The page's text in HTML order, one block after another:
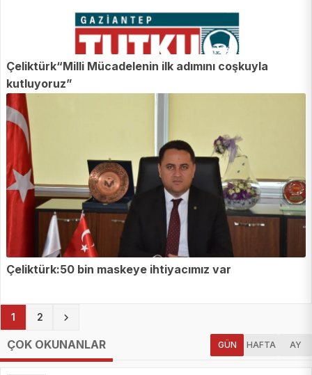
Çeliktürk“Milli Mücadelenin ilk adımını coşkuyla
kutluyoruz”
Çeliktürk:50 bin maskeye ihtiyacımız var
1 (current)
2
ÇOK OKUNANLAR GÜN HAFTA AY